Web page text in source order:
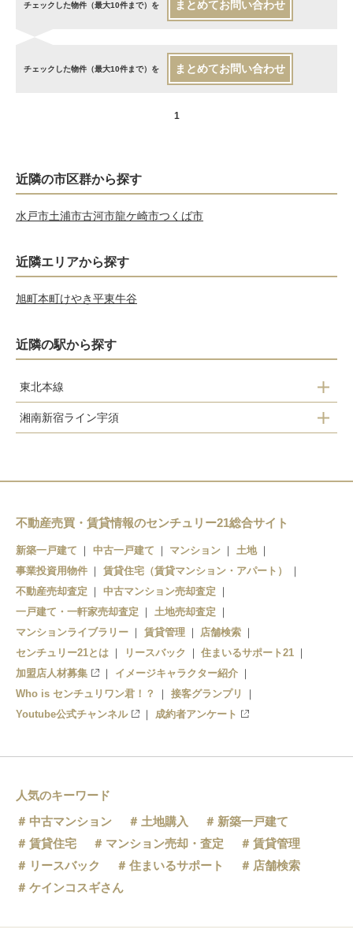
チェックした物件（最大10件まで）を まとめてお問い合わせ
チェックした物件（最大10件まで）を まとめてお問い合わせ
1
近隣の市区群から探す
水戸市土浦市古河市龍ケ崎市つくば市
近隣エリアから探す
旭町本町けやき平東牛谷
近隣の駅から探す
東北本線
古河
湘南新宿ライン宇須
不動産売買・賃貸情報のセンチュリー21総合サイト
新築一戸建て 中古一戸建て マンション
土地
事業投資用物件
賃貸住宅（賃貸マンション・アパート）
不動産売却査定
中古マンション売却査定
一戸建て・一軒家売却査定
土地売却査定
マンションライブラリー
賃貸管理
店舗検索
センチュリー21とは
リースバック
住まいるサポート21
加盟店人材募集
イメージキャラクター紹介
Who is センチュリワン君！？
接客グランプリ
Youtube公式チャンネル
成約者アンケート
人気のキーワード
中古マンション
土地購入
新築一戸建て
賃貸住宅
マンション売却・査定
賃貸管理
リースバック
住まいるサポート
店舗検索
ケインコスギさん